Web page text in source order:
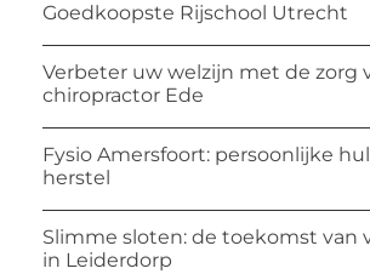
Goedkoopste Rijschool Utrecht
Verbeter uw welzijn met de zorg
chiropractor Ede
Fysio Amersfoort: persoonlijke
herstel
Slimme sloten: de toekomst van
in Leiderdorp